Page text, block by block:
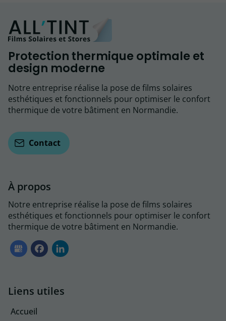
Protection thermique optimale et
design moderne
Notre entreprise réalise la pose de films solaires
esthétiques et fonctionnels pour optimiser le confort
thermique de votre bâtiment en Normandie.
Contact
À propos
Notre entreprise réalise la pose de films solaires
esthétiques et fonctionnels pour optimiser le confort
thermique de votre bâtiment en Normandie.
Liens utiles
Accueil